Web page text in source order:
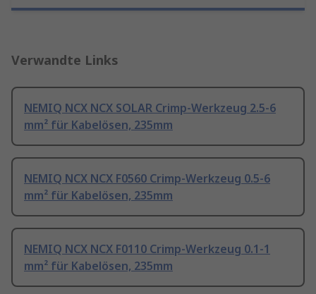
Verwandte Links
NEMIQ NCX NCX SOLAR Crimp-Werkzeug 2.5-6
mm² für Kabelösen, 235mm
NEMIQ NCX NCX F0560 Crimp-Werkzeug 0.5-6
mm² für Kabelösen, 235mm
NEMIQ NCX NCX F0110 Crimp-Werkzeug 0.1-1
mm² für Kabelösen, 235mm